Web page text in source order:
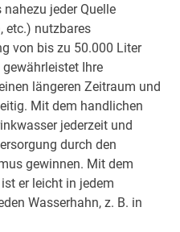
jeder Quelle
etc.) nutzbares
von bis zu 50.000 Liter
Ihre
längeren Zeitraum und
Mit dem handlichen
jederzeit und
durch den
gewinnen. Mit dem
er leicht in jedem
Wasserhahn, z. B. in